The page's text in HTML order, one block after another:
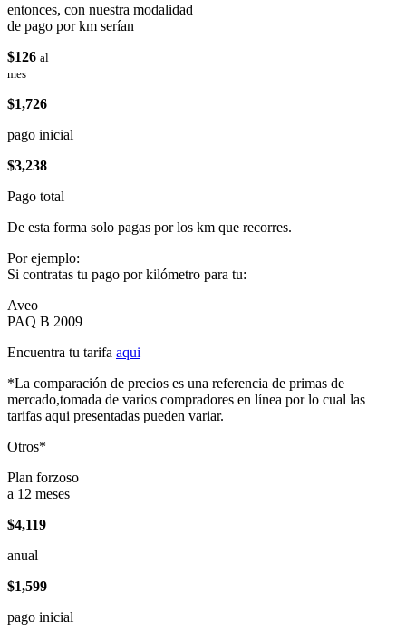
entonces, con nuestra modalidad
de pago por km serían
$126 al
mes
$1,726
pago inicial
$3,238
Pago total
De esta forma solo pagas por los km que recorres.
Por ejemplo:
Si contratas tu pago por kilómetro para tu:
Aveo
PAQ B 2009
Encuentra tu tarifa aqui
*La comparación de precios es una referencia de primas de
mercado,tomada de varios compradores en línea por lo cual las
tarifas aqui presentadas pueden variar.
Otros*
Plan forzoso
a 12 meses
$4,119
anual
$1,599
pago inicial